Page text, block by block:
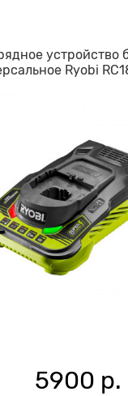
устройство
Ryobi
5900 р.